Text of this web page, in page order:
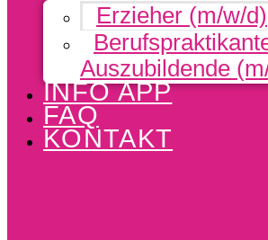
Erzieher (m/w/d)
Auszubildende
INFO APP
FAQ
KONTAKT